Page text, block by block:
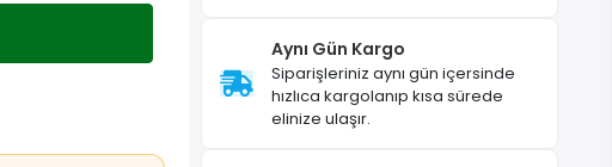
Aynı Gün Kargo
Siparişleriniz aynı gün içersinde
hızlıca kargolanıp kısa sürede
elinize ulaşır.